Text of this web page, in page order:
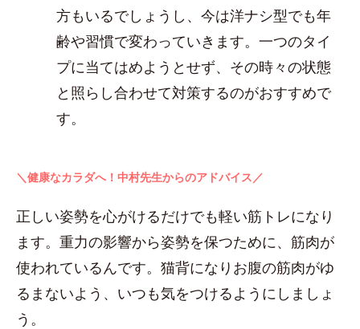
方もいるでしょうし、今は洋ナシ型でも年
齢や習慣で変わっていきます。一つのタイ
プに当てはめようとせず、その時々の状態
と照らし合わせて対策するのがおすすめで
す。
＼健康なカラダへ！中村先生からのアドバイス／
正しい姿勢を心がけるだけでも軽い筋トレになり
ます。重力の影響から姿勢を保つために、筋肉が
使われているんです。猫背になりお腹の筋肉がゆ
るまないよう、いつも気をつけるようにしましょ
う。